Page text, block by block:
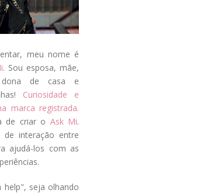
meu nome é
. Sou esposa, mãe,
dona de casa e
Curiosidade e
marca registrada.
de criar o Ask Mi.
interação entre
ajudá-los com as
help", seja olhando